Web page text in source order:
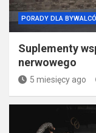
PORADY DLA
Suplementy
nerwowego
5 miesięcy ago